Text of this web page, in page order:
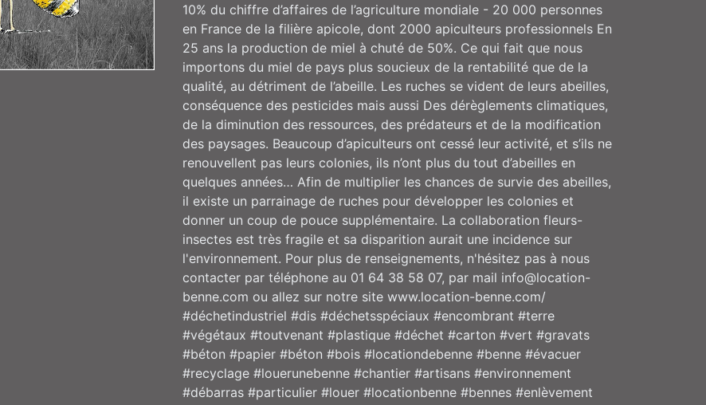
10% du chiffre d’affaires de l’agriculture mondiale - 20 000 personnes
en France de la filière apicole, dont 2000 apiculteurs professionnels En
25 ans la production de miel à chuté de 50%. Ce qui fait que nous
importons du miel de pays plus soucieux de la rentabilité que de la
qualité, au détriment de l’abeille. Les ruches se vident de leurs abeilles,
conséquence des pesticides mais aussi Des dérèglements climatiques,
de la diminution des ressources, des prédateurs et de la modification
des paysages. Beaucoup d’apiculteurs ont cessé leur activité, et s’ils ne
renouvellent pas leurs colonies, ils n’ont plus du tout d’abeilles en
quelques années… Afin de multiplier les chances de survie des abeilles,
il existe un parrainage de ruches pour développer les colonies et
donner un coup de pouce supplémentaire. La collaboration fleurs-
insectes est très fragile et sa disparition aurait une incidence sur
l'environnement. Pour plus de renseignements, n'hésitez pas à nous
contacter par téléphone au 01 64 38 58 07, par mail info@location-
benne.com ou allez sur notre site www.location-benne.com/
#déchetindustriel #dis #déchetsspéciaux #encombrant #terre
#végétaux #toutvenant #plastique #déchet #carton #vert #gravats
#béton #papier #béton #bois #locationdebenne #benne #évacuer
#recyclage #louerunebenne #chantier #artisans #environnement
#débarras #particulier #louer #locationbenne #bennes #enlèvement